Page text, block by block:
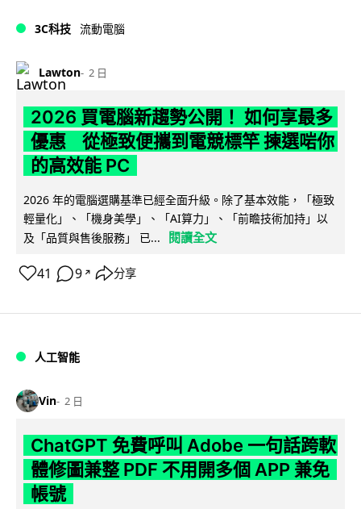
3C科技 流動電腦
Lawton 2 日
2026 買電腦新趨勢公開！ 如何享最多
優惠 從極致便攜到電競標竿 揀選啱你
的高效能 PC
2026 年的電腦選購基準已經全面升級。除了基本效能，「極致
輕量化」、「機身美學」、「AI算力」、「前瞻技術加持」以
及「品質與售後服務」 已...
閱讀全文
41 9 ↗ 分享
人工智能
Vin 2 日
ChatGPT 免費呼叫 Adobe 一句話跨軟
體修圖兼整 PDF 不用開多個 APP 兼免
帳號